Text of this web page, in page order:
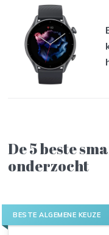
De 5 beste
onderzocht
BESTE ALGEMENE KEUZE